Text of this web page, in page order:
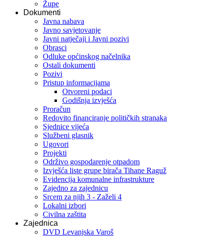
Župe
Dokumenti
Javna nabava
Javno savjetovanje
Javni natječaji i Javni pozivi
Obrasci
Odluke općinskog načelnika
Ostali dokumenti
Pozivi
Pristup informacijama
Otvoreni podaci
Godišnja izvješća
Proračun
Redovito financiranje političkih stranaka
Sjednice vijeća
Službeni glasnik
Ugovori
Projekti
Održivo gospodarenje otpadom
Izvješća liste grupe birača Tihane Raguž
Evidencija komunalne infrastrukture
Zajedno za zajednicu
Srcem za njih 3 - Zaželi 4
Lokalni izbori
Civilna zaštita
Zajednica
DVD Levanjska Varoš